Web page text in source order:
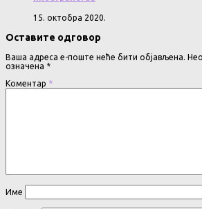
15. октобра 2020.
Оставите одговор
Ваша адреса е-поште неће бити објављена.
означена *
Коментар *
Име